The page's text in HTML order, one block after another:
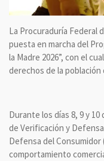
La Procuraduría Federal
puesta en marcha del
la Madre 2026”, con el
derechos de la población
Durante los días 8, 9 y
de Verificación y
Defensa del Consumidor
comportamiento